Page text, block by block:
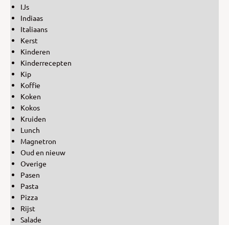
IJs
Indiaas
Italiaans
Kerst
Kinderen
Kinderrecepten
Kip
Koffie
Koken
Kokos
Kruiden
Lunch
Magnetron
Oud en nieuw
Overige
Pasen
Pasta
Pizza
Rijst
Salade